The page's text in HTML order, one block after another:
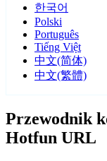
한국어
Polski
Português
Tiếng Việt
中文(简体)
中文(繁體)
Przewodnik
Hotfun URL